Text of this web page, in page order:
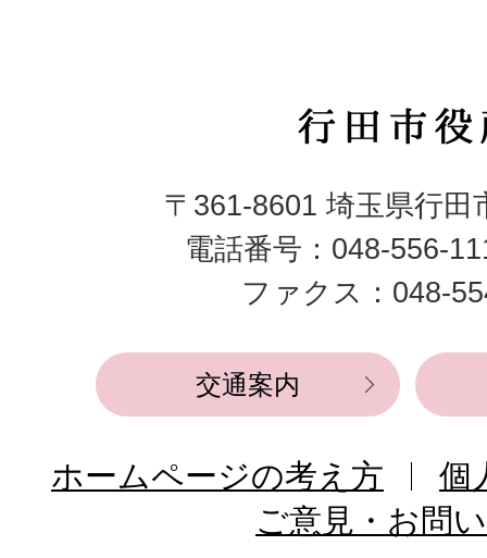
行
市
役
所
〒361-8601 埼玉県行田
電話番号：048-556-
ファクス：048-
交通案内
ホームページの考え方
個
ご意見・お問